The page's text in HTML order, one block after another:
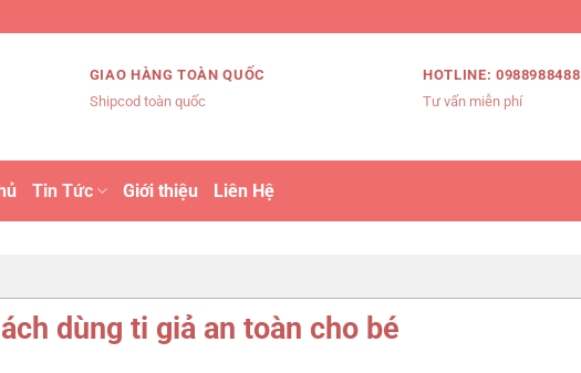
GIAO HÀNG TOÀN QUỐC
Shipcod toàn quốc
HOTLINE: 0988988488
Tư vấn miễn phí
Tin Tức Giới thiệu Liên Hệ
dùng ti giả an toàn cho bé